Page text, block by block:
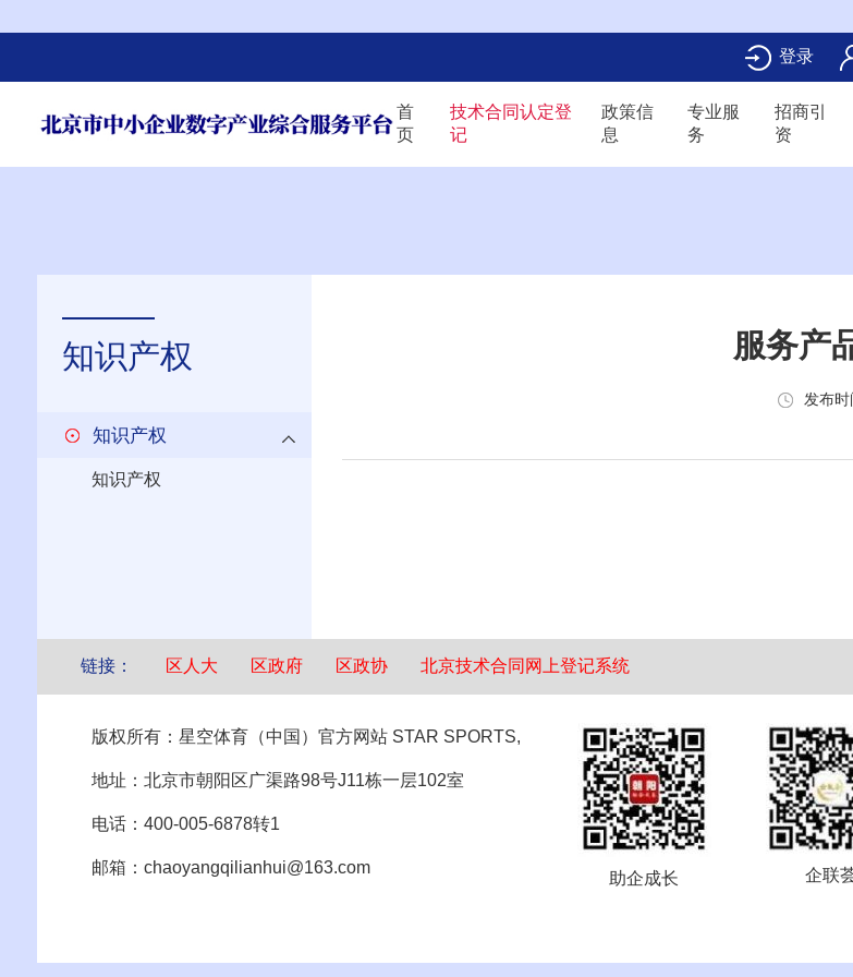
登录
首
页
技术合同认定登
记
政策信
息
专业服
务
招商引
资
知识产权
知识产权
知识产权
服务产
发布
链接： 区人大 区政府 区政协 北京技术合同网上登记系统
版权所有：星空体育（中国）官方网站 STAR SPORTS,
地址：北京市朝阳区广渠路98号J11栋一层102室
电话：400-005-6878转1
邮箱：chaoyangqilianhui@163.com
助企成长 企联